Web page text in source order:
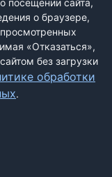
действий не
посещении сайта,
о браузере,
«Отказаться»,
без загрузки
обработки
.